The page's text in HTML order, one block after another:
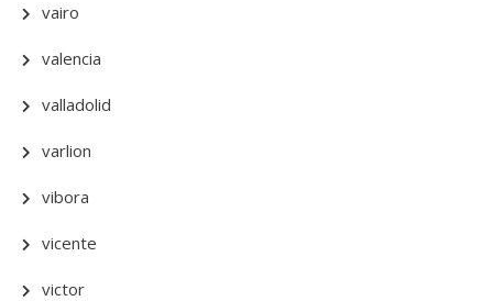
vairo
valencia
valladolid
varlion
vibora
vicente
victor